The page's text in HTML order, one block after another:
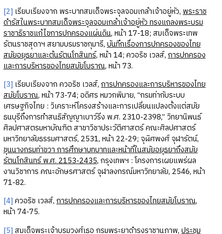
[2] เรียบเรียงจาก พระบาทสมเด็จพระจุลจอมเกล้าเจ้าอยู่หัว,พระราช
ดำรัสในพระบาทสมเด็จพระจุลจอมเกล้าเจ้าอยู่หัว ทรงแถลงพระบรม
ราชาธิราชแก้ไขการปกครองแผ่นดิน, หน้า 17-18; สมเด็จพระเทพ
รัตนราชสุดาฯ สยามบรมราชกุมารี,บันทึกเรื่องการปกครองของไทย
สมัยอยุธยาและต้นรัตนโกสินทร์, หน้า 14; ควอริช เวลส์,การปกครอง
และการบริหารของไทยสมัยโบราณ, หน้า 73.
[3] เรียบเรียงจาก ควอริช เวลส์,การปกครองและการบริหารของไทย
สมัยโบราณ, หน้า 73-74; อดิศร หมวกพิมาย, “กรมท่ากับระบบ
เศรษฐกิจไทย : วิเคราะห์โครงสร้างและการเปลี่ยนแปลงตั้งแต่สมัย
ธนบุรีถึงการทำสนธิสัญญาเบาว์ริ่ง พ.ศ. 2310-2398,” วิทยานิพนธ์
ศิลปศาสตรมหาบัณฑิต สาขาวิชาประวัติศาสตร์ คณะศิลปศาสตร์
มหาวิทยาลัยธรรมศาสตร์, 2531, หน้า 22-29; จุฬิศพงศ์ จุฬารัตน์,
ขุนนางกรมท่าขวา การศึกษาบทบาทและหน้าที่ในสมัยอยุธยาถึงสมัย
รัตนโกสินทร์ พ.ศ.2153-2435, กรุงเทพฯ : โครงการเผยแพร่ผล
งานวิชาการ คณะอักษรศาสตร์ จุฬาลงกรณ์มหาวิทยาลัย, 2546, หน้า
71-82.
[4] ควอริช เวลส์,การปกครองและการบริหารของไทยสมัยโบราณ,
หน้า 74-75.
[5] สมเด็จพระเจ้าบรมวงศ์เธอ กรมพระยาดำรงราชานุภาพ,ประชุม